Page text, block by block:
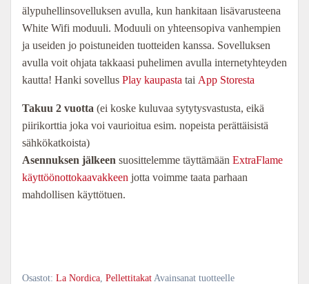
älypuhellinsovelluksen avulla, kun hankitaan lisävarusteena
White Wifi moduuli. Moduuli on yhteensopiva vanhempien
ja useiden jo poistuneiden tuotteiden kanssa. Sovelluksen
avulla voit ohjata takkaasi puhelimen avulla internetyhteyden
kautta! Hanki sovellus Play kaupasta tai App Storesta
Takuu 2 vuotta (ei koske kuluvaa sytytysvastusta, eikä
piirikorttia joka voi vaurioitua esim. nopeista perättäisistä
sähkökatkoista)
Asennuksen jälkeen suosittelemme täyttämään ExtraFlame
käyttöönottokaavakkeen jotta voimme taata parhaan
mahdollisen käyttötuen.
Osastot: La Nordica, Pellettitakat Avainsanat tuotteelle